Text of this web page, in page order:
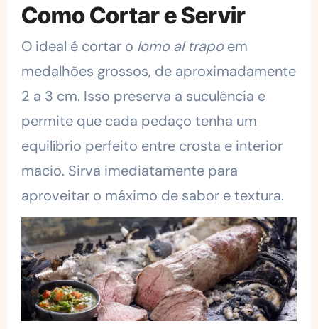
Como Cortar e Servir
O ideal é cortar o lomo al trapoem
medalhões grossos, de aproximadamente
2 a 3 cm. Isso preserva a suculência e
permite que cada pedaço tenha um
equilíbrio perfeito entre crosta e interior
macio. Sirva imediatamente para
aproveitar o máximo de sabor e textura.